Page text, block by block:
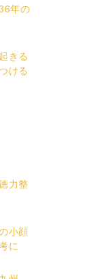
年の
きる
ける
力整
小顔
に